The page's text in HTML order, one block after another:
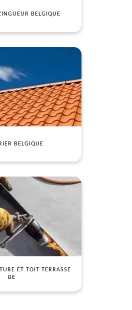
BELGIQUE
BELGIQUE
ET TOIT TERRASSE
BE